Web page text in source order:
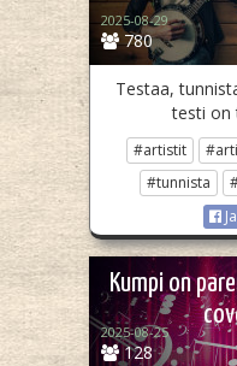
780
2025-08-29
Testaa,
testi on
#artistit
#tunnista
Kumpi on
128
2025-08-25